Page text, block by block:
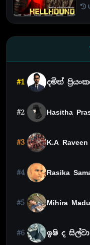
#1 දමිත්
#2 Hasitha
#3 K.A Raveen
#4 Rasika
#5 Mihira
#6 ඉෂි ද සිල්වා